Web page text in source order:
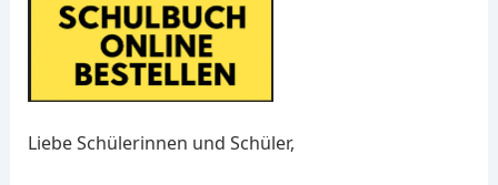
Liebe Schülerinnen und Schüler,